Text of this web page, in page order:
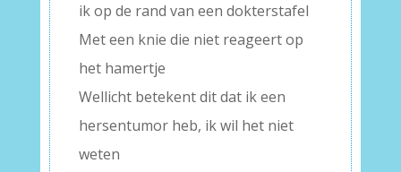
ik op de rand van een dokterstafel
Met een knie die niet reageert op
het hamertje
Wellicht betekent dit dat ik een
hersentumor heb, ik wil het niet
weten